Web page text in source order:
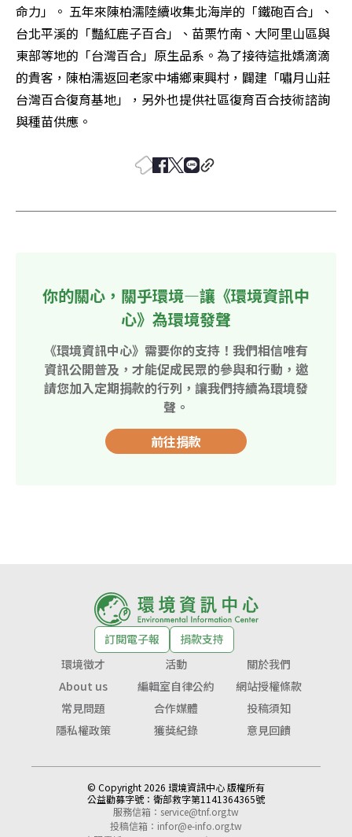
命力」。 五年來陳柏濡陸續收集北海岸的「鐵砲百合」、
台北平溪的「豔紅鹿子百合」、苗栗竹南、大阿里山區與
東部等地的「台灣百合」原生品系。為了接待這批嬌滴滴
的貴客，陳柏濡返回老家中埔鄉東興村，闢建「嘯月山莊
台灣百合復育基地」，另外也提供社區復育百合技術諮詢
與種苗供應。
你的關心，關乎環境—讓《環境資訊中
心》為環境發聲
《環境資訊中心》需要你的支持！我們相信唯有
資訊公開普及，才能促成民眾的參與和行動，邀
請您加入定期捐款的行列，讓我們持續為環境發
聲。
前往捐款
訂閱電子報
捐款支持
環境徵才
活動
關於我們
About us
編輯室自律公約
網站授權條款
常見問題
合作媒體
投稿須知
隱私權政策
獲獎紀錄 意見回饋
© Copyright 2026 環境資訊中心 版權所有
公益勸募字號： 衛部救字第1141364365號
服務信箱： service@tnf.org.tw
投稿信箱： infor@e-info.org.tw